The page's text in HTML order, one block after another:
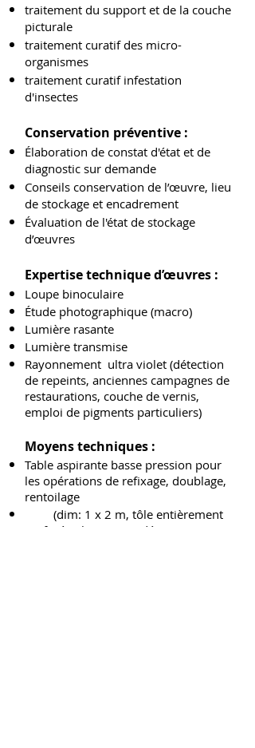
traitement du support et de la couche
picturale
traitement curatif des micro-
organismes
traitement curatif infestation
d'insectes
Conservation préventive :
Élaboration de constat d'état et de
diagnostic sur demande
Conseils conservation de l’œuvre, lieu
de stockage et encadrement
Évaluation de l'état de stockage
d’œuvres
Expertise technique d’œuvres :
Loupe binoculaire
Étude photographique (macro)
Lumière rasante
Lumière transmise
Rayonnement ultra violet (détection
de repeints, anciennes campagnes de
restaurations, couche de vernis,
emploi de pigments particuliers)
Moyens techniques :
Table aspirante basse pression pour
les opérations de refixage, doublage,
rentoilage
(dim: 1 x 2 m, tôle entièrement
perforée aluminium, dépression